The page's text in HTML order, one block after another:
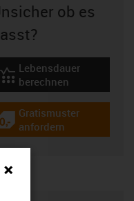
ob es
igus-icon-lebensdauerrechner
Lebensdauer
berechnen
icon-gratismuster
Gratismuster
anfordern